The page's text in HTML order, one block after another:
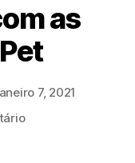
as
7, 2021